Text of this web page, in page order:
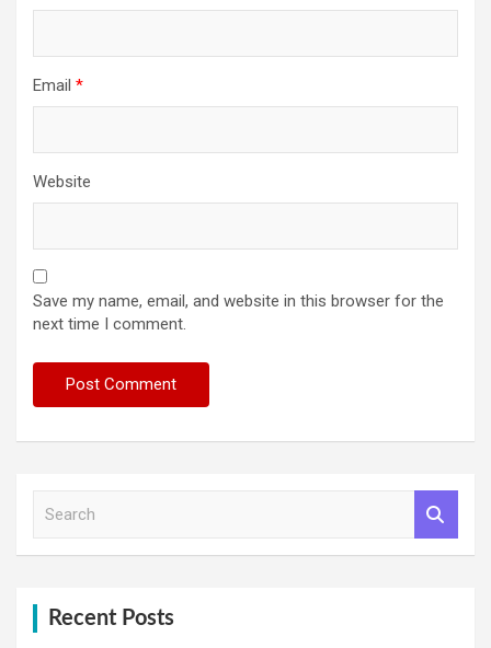
Email *
Website
Save my name, email, and website in this browser for the
next time I comment.
Recent Posts